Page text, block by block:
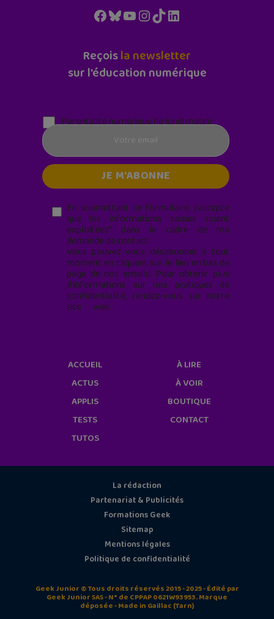
Facebook
Bluesky
YouTube
Instagram
TikTokLinkedIn
Reçoisla newsletter
sur l'éducation numérique
Parentalité numérique (le lundi matin)
En soumettant ce formulaire, j’accepte
que les informations saisies soient
exploitées* dans le cadre de ma
demande de contact.
Vous pouvez vous désabonner à tout
moment en cliquant sur le lien en bas de
page de nos emails. Pour obtenir plus
d'informations sur nos pratiques de
confidentialité, rendez-vous sur notre
site web
ACCUEIL
ACTUS
APPLIS
TESTS
TUTOS
À LIRE
À VOIR
BOUTIQUE
CONTACT
La rédaction
Partenariat & Publicités
Formations Geek
Sitemap
Mentions légales
Politique de confidentialité
Geek Junior © Tous droits réservés 2015 - 2025 - Édité par
Geek Junior SAS - N° de CPPAP 0621W93953. Marque
déposée - Made in Gaillac (Tarn)